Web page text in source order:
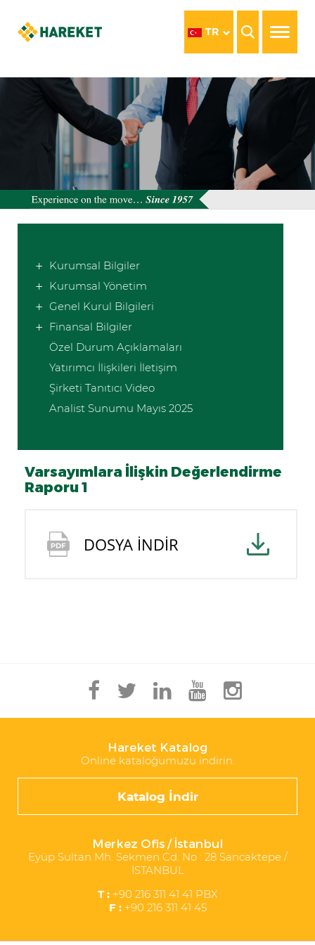
TR
Kurumsal Bilgiler
Kurumsal Yönetim
Genel Kurul Bilgileri
Finansal Bilgiler
Özel Durum Açıklamaları
Yatırımcı İlişkileri İletişim
Şirketi Tanıtıcı Video
Analist Sunumu Mayıs 2025
Varsayımlara İlişkin Değerlendirme
Raporu 1
DOSYA İNDİR
Hareket Katalog
Online kataloğumuzu indirin.
Katalog İndir
Merkez Ofis / İstanbul
Eyüp Sultan Mh. Sekmen Cd. No : 28 Sancaktepe /
İSTANBUL
T :+90 216 311 41 41 PBX
F :+90 216 311 41 45